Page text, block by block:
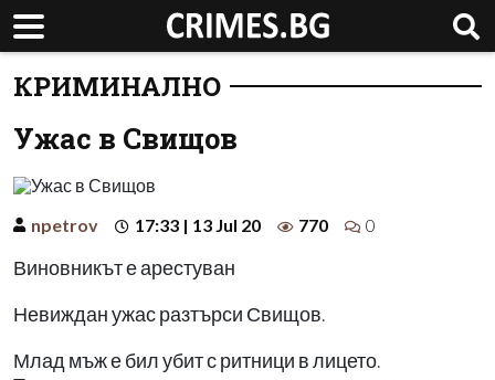
КРИМИНАЛНО
Ужас в Свищов
npetrov 17:33 | 13 Jul 20 770 0
Виновникът е арестуван
Невиждан ужас разтърси Свищов.
Млад мъж е бил убит с ритници в лицето.